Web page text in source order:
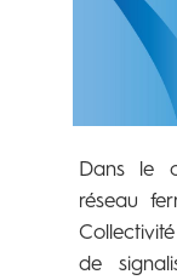
Dans le
réseau
de